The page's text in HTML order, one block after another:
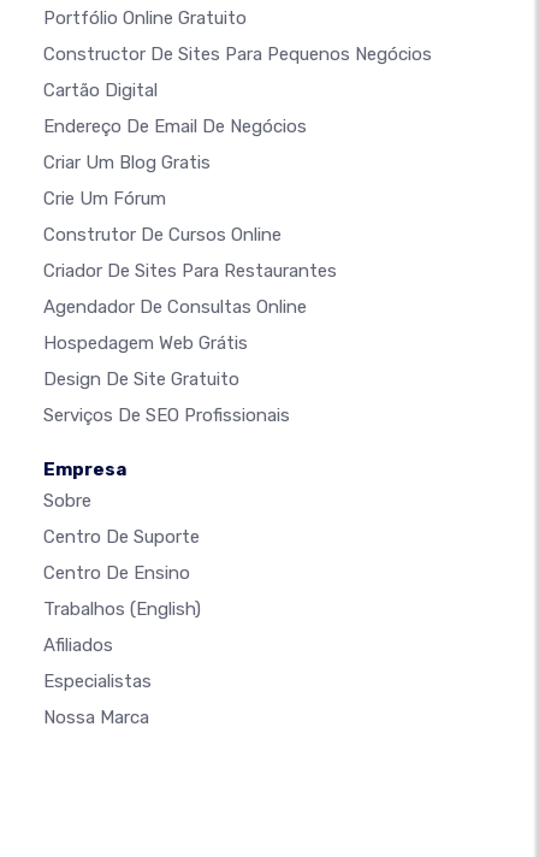
Portfólio Online Gratuito
Constructor De Sites Para Pequenos Negócios
Cartão Digital
Endereço De Email De Negócios
Criar Um Blog Gratis
Crie Um Fórum
Construtor De Cursos Online
Criador De Sites Para Restaurantes
Agendador De Consultas Online
Hospedagem Web Grátis
Design De Site Gratuito
Serviços De SEO Profissionais
Empresa
Sobre
Centro De Suporte
Centro De Ensino
Trabalhos (English)
Afiliados
Especialistas
Nossa Marca